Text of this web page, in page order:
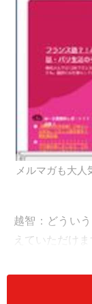
メルマガも大人
越智： どうい
えていただけま